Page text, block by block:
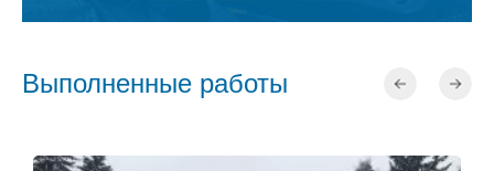
Выполненные работы